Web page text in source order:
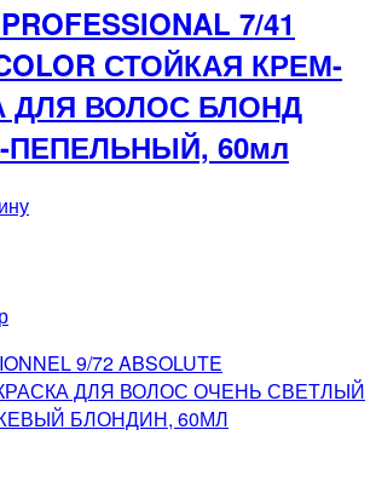
7/41
СТОЙКАЯ КРЕМ-
ДЛЯ ВОЛОС БЛОНД
60мл
9/72 ABSOLUTE
ДЛЯ ВОЛОС ОЧЕНЬ СВЕТЛЫЙ
БЛОНДИН, 60МЛ